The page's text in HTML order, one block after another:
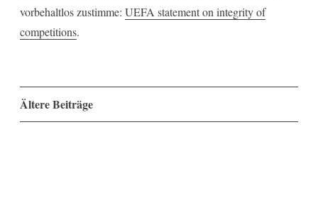
vorbehaltlos zustimme: UEFA statement on integrity of
competitions.
Beitragsnavigation
Ältere Beiträge